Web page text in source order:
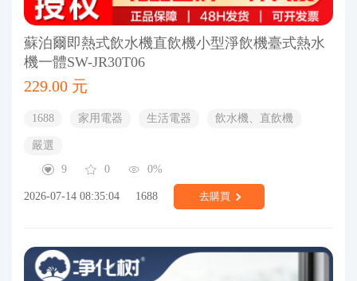
蘇泊爾即熱式飲水機直飲機小型淨飲機臺式熱水
機一體SW-JR30T06
229.00 元
1688 家用電器 生活電器 飲水機、直飲機
嚴選
9
0 0%
2026-07-14 08:35:04 1688 去購買